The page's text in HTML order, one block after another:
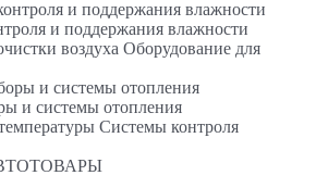
и поддержания влажности
Оборудование для
и системы отопления
Системы контроля